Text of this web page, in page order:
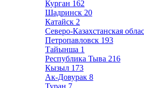
Курган 162
Шадринск 20
Катайск 2
Северо-Казахстанская
Петропавловск 193
Тайынша 1
Республика Тыва 216
Кызыл 173
Ак-Довурак 8
Туран 7